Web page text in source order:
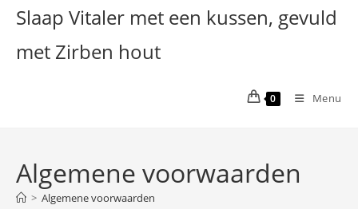
naar
inhoud
Slaap Vitaler met een kussen, gevuld
met Zirben hout
0 Menu
Algemene voorwaarden
> Algemene voorwaarden